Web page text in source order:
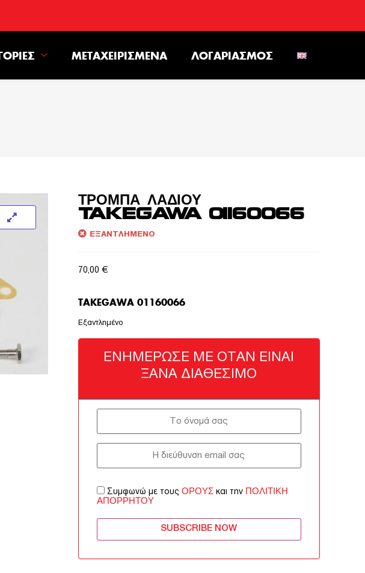
ΜΕΤΑΧΕΙΡΙΣΜΈΝΑ ΛΟΓΑΡΙΑΣΜΌΣ
ΤΡΟΜΠΑ ΛΑΔΙΟΥ
TAKEGAWA 01160066
ΕΞΑΝΤΛΗΜΈΝΟ
70,00 €
TAKEGAWA 01160066
Εξαντλημένο
ΕΝΗΜΈΡΩΣΈ ΜΕ ΌΤΑΝ ΕΊΝΑΙ
ΞΑΝΆ ΔΙΑΘΈΣΙΜΟ
Συμφωνώ με τους ΌΡΟΥΣκαι την ΠΟΛΙΤΙΚΉ
ΑΠΟΡΡΉΤΟΥ
SUBSCRIBE NOW